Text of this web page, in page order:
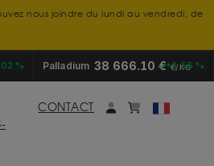
nous joindre du lundi au vendredi, de
% Palladium 38 666.10 €€/KG
+1.56 %
CONTACT Mon compte
monpanier